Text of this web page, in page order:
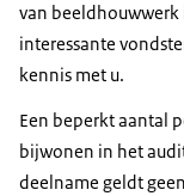
van beeldhouwwerk
interessante
kennis met u.
Een beperkt aantal
bijwonen in het
deelname geldt